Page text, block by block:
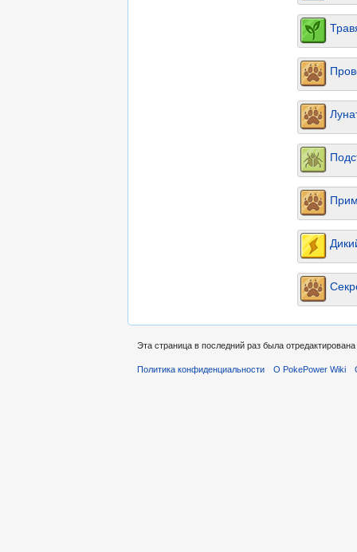
Эта страница в последний раз была
Политика конфиденциальности О PokePower Wiki